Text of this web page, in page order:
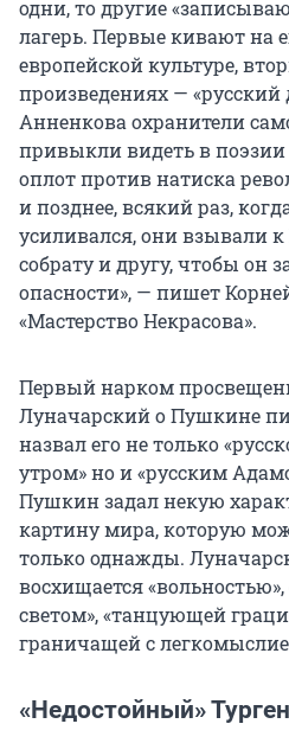
одни, то другие
лагерь. Первые кивают на
европейской культуре,
произведениях — «русский
Анненкова охранители
привыкли видеть в
оплот против натиска
и позднее, всякий раз,
усиливался, они взывали
собрату и другу, чтобы он
опасности», — пишет
«Мастерство Некрасова».
Первый нарком
Луначарский о Пушкине
назвал его не только
утром» но и «русским
Пушкин задал некую
картину мира, которую
только однажды.
восхищается
светом», «танцующей
граничащей с
«Недостойный»